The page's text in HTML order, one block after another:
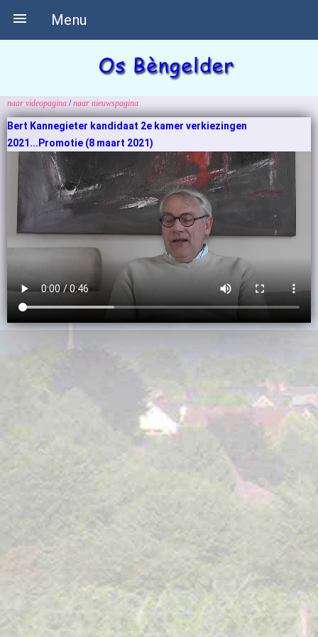
Menu

naar videopagina /naar nieuwspagina
Bert Kannegieter kandidaat 2e kamer verkiezingen
2021...Promotie (8 maart 2021)